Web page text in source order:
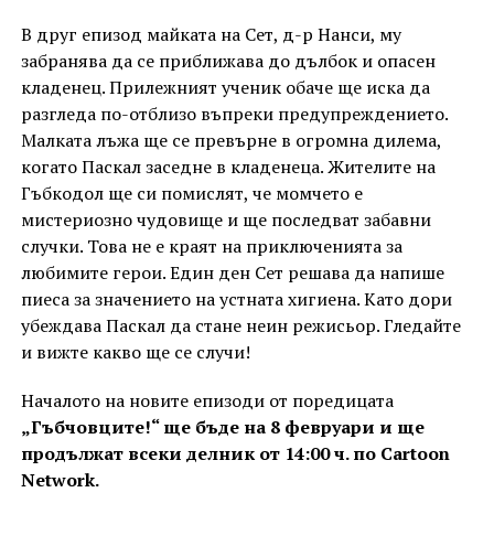
В друг епизод майката на Сет, д-р Нанси, му
забранява да се приближава до дълбок и опасен
кладенец. Прилежният ученик обаче ще иска да
разгледа по-отблизо въпреки предупреждението.
Малката лъжа ще се превърне в огромна дилема,
когато Паскал заседне в кладенеца. Жителите на
Гъбкодол ще си помислят, че момчето е
мистериозно чудовище и ще последват забавни
случки. Това не е краят на приключенията за
любимите герои. Един ден Сет решава да напише
пиеса за значението на устната хигиена. Като дори
убеждава Паскал да стане неин режисьор. Гледайте
и вижте какво ще се случи!
Началото на новите епизоди от поредицата
„Гъбчовците!“ ще бъде на 8 февруари и ще
продължат всеки делник от 14:00 ч. по Cartoon
Network.